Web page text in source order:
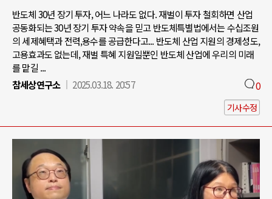
반도체 30년 장기 투자, 어느 나라도 없다. 재벌이 투자 철회하면 산업
공동화되는 30년 장기 투자 약속을 믿고 반도체특별법에서는 수십조원
의 세제혜택과 전력,용수를 공급한다고... 반도체 산업 지원의 경제성도,
고용효과도 없는데, 재벌 특혜 지원일뿐인 반도체 산업에 우리의 미래
를 맡길 ...
참세상연구소
2025.03.18. 20:57 0
기사수정